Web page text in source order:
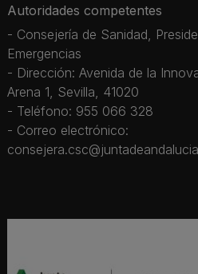
Autoridades competentes
- Consejería de Sanidad,
Emergencias
- Dirección: Avenida de la
Arena 1, Sevilla, 41020
- Teléfono: 955 066 328
- Correo electrónico: